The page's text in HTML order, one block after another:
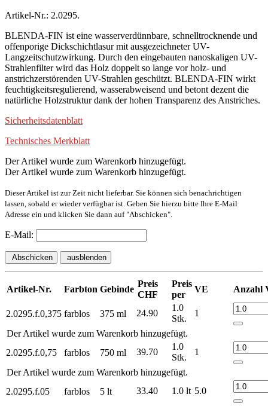
Artikel-Nr.: 2.0295.
BLENDA-FIN ist eine wasserverdünnbare, schnelltrocknende und
offenporige Dickschichtlasur mit ausgezeichneter UV-
Langzeitschutzwirkung. Durch den eingebauten nanoskaligen UV-
Strahlenfilter wird das Holz doppelt so lange vor holz- und
anstrichzerstörenden UV-Strahlen geschützt. BLENDA-FIN wirkt
feuchtigkeitsregulierend, wasserabweisend und betont dezent die
natürliche Holzstruktur dank der hohen Transparenz des Anstriches.
Sicherheitsdatenblatt
Technisches Merkblatt
Der Artikel wurde zum Warenkorb hinzugefügt.
Der Artikel wurde zum Warenkorb hinzugefügt.
Dieser Artikel ist zur Zeit nicht lieferbar. Sie können sich benachrichtigen
lassen, sobald er wieder verfügbar ist. Geben Sie hierzu bitte Ihre E-Mail
Adresse ein und klicken Sie dann auf "Abschicken".
E-Mail:
Abschicken ausblenden
Artikel-Nr. Farbton Gebinde
Preis
CHF
Preis
per
VE Anzahl
2.0295.f.0,375 farblos 375 ml 24.90
1.0
Stk.
1
Der Artikel wurde zum Warenkorb hinzugefügt.
2.0295.f.0,75
farblos 750 ml 39.70
1.0
Stk.
1
Der Artikel wurde zum Warenkorb hinzugefügt.
2.0295.f.05
farblos 5 lt 33.40 1.0 lt 5.0